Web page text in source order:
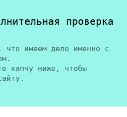
проверка
что имеем дело именно с
капчу ниже, чтобы